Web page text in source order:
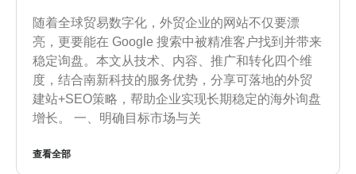
随着全球贸易数字化，外贸企业的网站不仅要漂
亮，更要能在 Google 搜索中被精准客户找到并带来
稳定询盘。本文从技术、内容、推广和转化四个维
度，结合南新科技的服务优势，分享可落地的外贸
建站+SEO策略，帮助企业实现长期稳定的海外询盘
增长。 一、明确目标市场与关
查看全部